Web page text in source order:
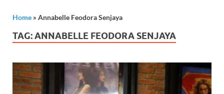
Home » Annabelle Feodora Senjaya
TAG:ANNABELLE FEODORA SENJAYA